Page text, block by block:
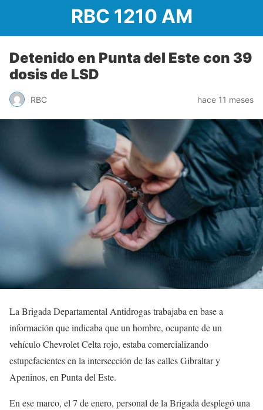
RBC 1210 AM
Detenido en Punta del Este con 39
dosis de LSD
RBC hace 11 meses
La Brigada Departamental Antidrogas trabajaba en base a
información que indicaba que un hombre, ocupante de un
vehículo Chevrolet Celta rojo, estaba comercializando
estupefacientes en la intersección de las calles Gibraltar y
Apeninos, en Punta del Este.
En ese marco, el 7 de enero, personal de la Brigada desplegó una